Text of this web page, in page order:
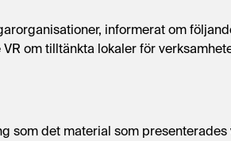
informerat om
om tilltänkta lokaler för
som det material som